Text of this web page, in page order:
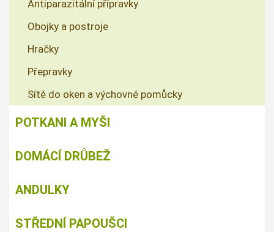
Antiparazitální přípravky
Obojky a postroje
Hračky
Přepravky
Sítě do oken a výchovné pomůcky
POTKANI A MYŠI
DOMÁCÍ DRŮBEŽ
ANDULKY
STŘEDNÍ PAPOUŠCI